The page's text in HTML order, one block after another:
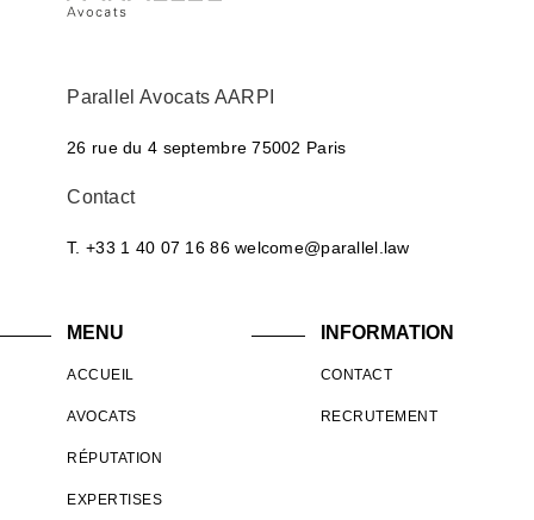
Parallel Avocats AARPI
26 rue du 4 septembre 75002 Paris
Contact
T. +33 1 40 07 16 86 welcome@parallel.law
MENU
ACCUEIL
AVOCATS
RÉPUTATION
EXPERTISES
INFORMATION
CONTACT
RECRUTEMENT